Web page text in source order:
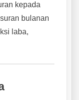
kepada
bulanan
laba,